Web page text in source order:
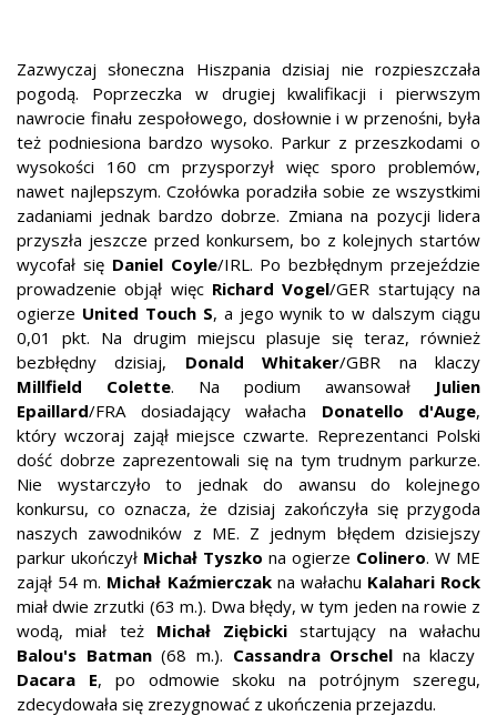
Zazwyczaj słoneczna Hiszpania dzisiaj nie rozpieszczała
pogodą. Poprzeczka w drugiej kwalifikacji i pierwszym
nawrocie finału zespołowego, dosłownie i w przenośni, była
też podniesiona bardzo wysoko. Parkur z przeszkodami o
wysokości 160 cm przysporzył więc sporo problemów,
nawet najlepszym. Czołówka poradziła sobie ze wszystkimi
zadaniami jednak bardzo dobrze. Zmiana na pozycji lidera
przyszła jeszcze przed konkursem, bo z kolejnych startów
wycofał sięDaniel Coyle/IRL. Po bezbłędnym przejeździe
prowadzenie objął więc Richard Vogel/GER startujący na
ogierze United Touch S, a jego wynik to w dalszym ciągu
0,01 pkt. Na drugim miejscu plasuje się teraz, również
bezbłędny dzisiaj, Donald Whitaker/GBR na klaczy
Millfield Colette. Na podium awansował Julien
Epaillard/FRA dosiadający wałacha Donatello d'Auge,
który wczoraj zajął miejsce czwarte. Reprezentanci Polski
dość dobrze zaprezentowali się na tym trudnym parkurze.
Nie wystarczyło to jednak do awansu do kolejnego
konkursu, co oznacza, że dzisiaj zakończyła się przygoda
naszych zawodników z ME. Z jednym błędem dzisiejszy
parkur ukończył Michał Tyszko na ogierze Colinero. W ME
zajął 54 m. Michał Kaźmierczak na wałachu Kalahari Rock
miał dwie zrzutki (63 m.). Dwa błędy, w tym jeden na rowie z
wodą, miał też Michał Ziębickistartujący na wałachu
Balou's Batman(68 m.). Cassandra Orschel na klaczy
Dacara E, po odmowie skoku na potrójnym szeregu,
zdecydowała się zrezygnować z ukończenia przejazdu.